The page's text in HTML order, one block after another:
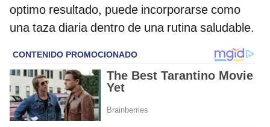
optimo resultado, puede incorporarse como
una taza diaria dentro de una rutina saludable.